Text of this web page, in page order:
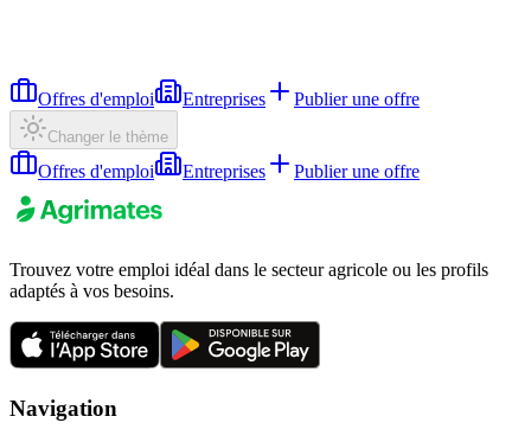
Offres d'emploi Entreprises Publier une offre
Changer le thème
Offres d'emploi Entreprises Publier une offre
Trouvez votre emploi idéal dans le secteur agricole ou les profils
adaptés à vos besoins.
Navigation